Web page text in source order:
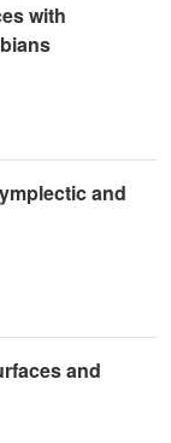
with
and
and